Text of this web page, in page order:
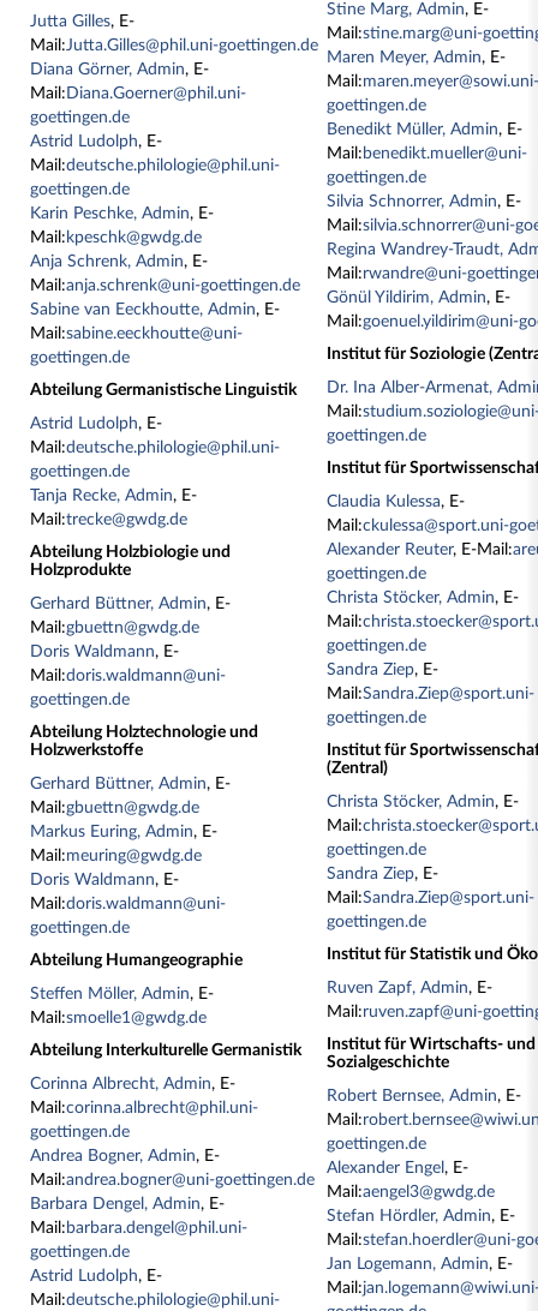
Jutta Gilles, E-
Mail:Jutta.Gilles@phil.uni-goettingen.de
Diana Görner, Admin, E-
Mail: Diana.Goerner@phil.uni-
goettingen.de
Astrid Ludolph, E-
Mail:deutsche.philologie@phil.uni-
goettingen.de
Karin Peschke, Admin, E-
Mail: kpeschk@gwdg.de
Anja Schrenk, Admin, E-
Mail:anja.schrenk@uni-goettingen.de
Sabine van Eeckhoutte, Admin, E-
Mail:sabine.eeckhoutte@uni-
goettingen.de
Abteilung Germanistische Linguistik
Astrid Ludolph, E-
Mail:deutsche.philologie@phil.uni-
goettingen.de
Tanja Recke, Admin, E-
Mail:trecke@gwdg.de
Abteilung Holzbiologie und
Holzprodukte
Gerhard Büttner, Admin, E-
Mail:gbuettn@gwdg.de
Doris Waldmann, E-
Mail:doris.waldmann@uni-
goettingen.de
Abteilung Holztechnologie und
Holzwerkstoffe
Gerhard Büttner, Admin, E-
Mail:gbuettn@gwdg.de
Markus Euring, Admin, E-
Mail:meuring@gwdg.de
Doris Waldmann, E-
Mail:doris.waldmann@uni-
goettingen.de
Abteilung Humangeographie
Steffen Möller, Admin, E-
Mail:smoelle1@gwdg.de
Abteilung Interkulturelle Germanistik
Corinna Albrecht, Admin, E-
Mail:corinna.albrecht@phil.uni-
goettingen.de
Andrea Bogner, Admin, E-
Mail:andrea.bogner@uni-goettingen.de
Barbara Dengel, Admin, E-
Mail: barbara.dengel@phil.uni-
goettingen.de
Astrid Ludolph, E-
Mail:deutsche.philologie@phil.uni-
Stine Marg, Admin, E-
Mail:stine.marg@uni-
Maren Meyer, Admin, E-
Mail:
goettingen.de
Benedikt Müller, Admin, E-
Mail: benedikt.mueller@uni-
goettingen.de
Silvia Schnorrer, Admin, E-
Mail:silvia.schnorrer@uni-
Regina Wandrey-Traudt,
Mail:rwandre@uni-
Gönül Yildirim, Admin, E-
Mail:goenuel.yildirim@uni-
Institut für Soziologie
Dr. Ina Alber-Armenat,
Mail:
goettingen.de
Institut für
Claudia Kulessa, E-
Mail:ckulessa@sport.uni-
Alexander Reuter, E-Mail:
goettingen.de
Christa Stöcker, Admin, E-
Mail:
goettingen.de
Sandra Ziep, E-
Mail:Sandra.Ziep@sport.uni-
goettingen.de
Institut für
(Zentral)
Christa Stöcker, Admin, E-
Mail:
goettingen.de
Sandra Ziep, E-
Mail:Sandra.Ziep@sport.uni-
goettingen.de
Institut für Statistik und
Ruven Zapf, Admin, E-
Mail:ruven.zapf@uni-
Institut für Wirtschafts- und
Sozialgeschichte
Robert Bernsee, Admin, E-
Mail:
goettingen.de
Alexander Engel, E-
Mail:aengel3@gwdg.de
Stefan Hördler, Admin, E-
Mail:stefan.hoerdler@uni-
Jan Logemann, Admin, E-
Mail: